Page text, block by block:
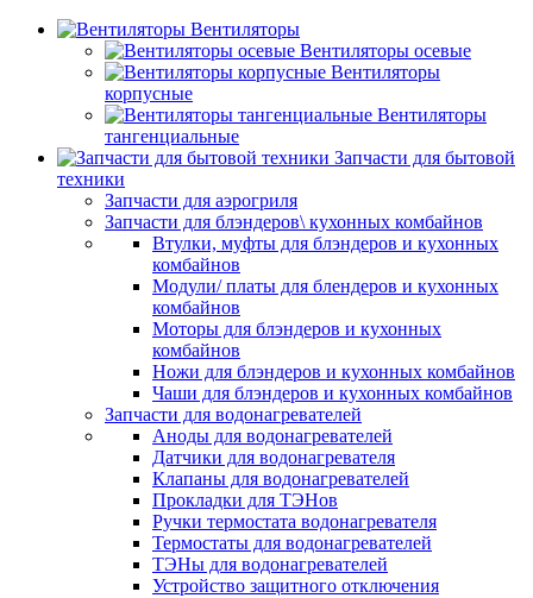
Вентиляторы
Вентиляторы осевые
Вентиляторы
корпусные
Вентиляторы
тангенциальные
Запчасти для бытовой
техники
Запчасти для аэрогриля
Запчасти для блэндеров\ кухонных комбайнов
Втулки, муфты для блэндеров и кухонных
комбайнов
Модули/ платы для блендеров и кухонных
комбайнов
Моторы для блэндеров и кухонных
комбайнов
Ножи для блэндеров и кухонных комбайнов
Чаши для блэндеров и кухонных комбайнов
Запчасти для водонагревателей
Аноды для водонагревателей
Датчики для водонагревателя
Клапаны для водонагревателей
Прокладки для ТЭНов
Ручки термостата водонагревателя
Термостаты для водонагревателей
ТЭНы для водонагревателей
Устройство защитного отключения